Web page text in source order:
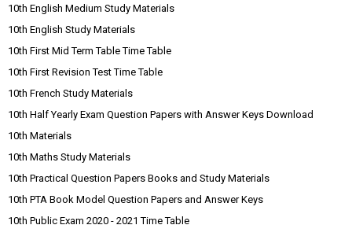
10th English Medium Study Materials
10th English Study Materials
10th First Mid Term Table Time Table
10th First Revision Test Time Table
10th French Study Materials
10th Half Yearly Exam Question Papers with Answer Keys Download
10th Materials
10th Maths Study Materials
10th Practical Question Papers Books and Study Materials
10th PTA Book Model Question Papers and Answer Keys
10th Public Exam 2020 - 2021 Time Table